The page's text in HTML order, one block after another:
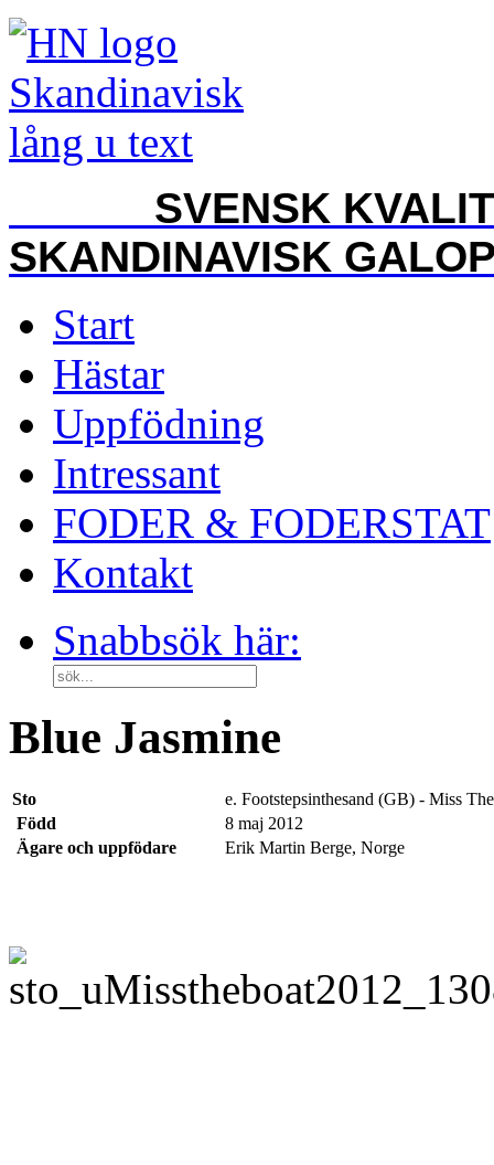
SVENSK
SKANDINAVISK
Start
Hästar
Uppfödning
Intressant
FODER & FODERSTAT
Kontakt
Snabbsök här:
Blue Jasmine
Sto
e. Footstepsinthesand (GB) - Miss
Född
8 maj 2012
Ägare och uppfödare
Erik Martin Berge, Norge